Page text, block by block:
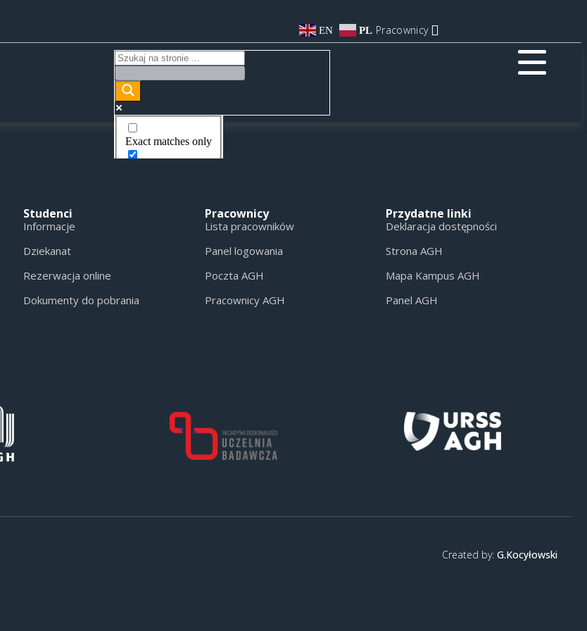
EN PL Pracownicy
Exact matches only
Studenci
Informacje
Dziekanat
Rezerwacja online
Dokumenty do pobrania
Pracownicy
Lista pracowników
Panel logowania
Poczta AGH
Pracownicy AGH
Przydatne linki
Deklaracja dostępności
Strona AGH
Mapa Kampus AGH
Panel AGH
Created by: G.Kocyłowski